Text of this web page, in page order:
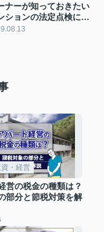
ナーが知っておきたい
ションの法定点検につ
・経営
営の税金の種類は？
部分と節税対策を解